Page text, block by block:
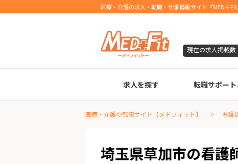
医療・介護の求人・転職・仕事情報サイト『MED＋Fit
現在の求人掲載数
求人を探す
臨床検査技師
診療放射線技師
臨床工学技士
医療事務
調剤薬局事務
理学療法士
作業療法士
言語聴覚士
機能訓練指導員
視能訓練士
看護師
薬剤師
転職サポー
医療・介護の転職サイト【メドフィット】 看護
埼玉県草加市の看護